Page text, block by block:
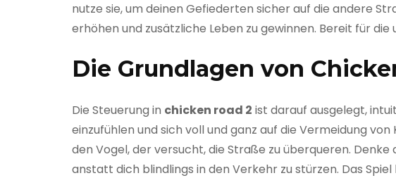
nutze sie, um deinen Gefiederten sicher auf die andere
erhöhen und zusätzliche Leben zu gewinnen. Bereit für
Die Grundlagen von
Die Steuerung in chicken road 2 ist darauf ausgelegt,
einzufühlen und sich voll und ganz auf die Vermeidung
den Vogel, der versucht, die Straße zu überqueren.
anstatt dich blindlings in den Verkehr zu stürzen. Das